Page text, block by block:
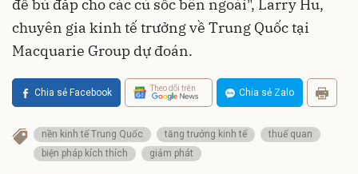
để bù đắp cho các cú sốc bên ngoài", Larry Hu,
chuyên gia kinh tế trưởng về Trung Quốc tại
Macquarie Group dự đoán.
Chia sẻ Facebook Theo dõi trên Chia sẻ Zalo
nền kinh tế Trung Quốc tăng trưởng kinh tế
thuế quan
biện pháp kích thích
giảm phát